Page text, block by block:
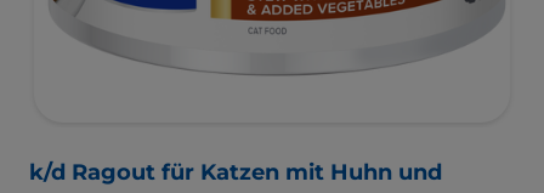
k/d Ragout für Katzen mit Huhn und